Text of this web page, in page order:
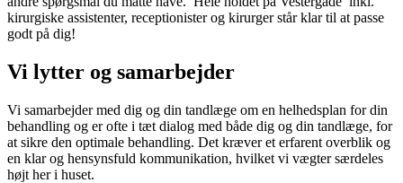
kirurgiske assistenter, receptionister og kirurger står klar til at passe
godt på dig!
Vi lytter og samarbejder
Vi samarbejder med dig og din tandlæge om en helhedsplan for din
behandling og er ofte i tæt dialog med både dig og din tandlæge, for
at sikre den optimale behandling. Det kræver et erfarent overblik og
en klar og hensynsfuld kommunikation, hvilket vi vægter særdeles
højt her i huset.